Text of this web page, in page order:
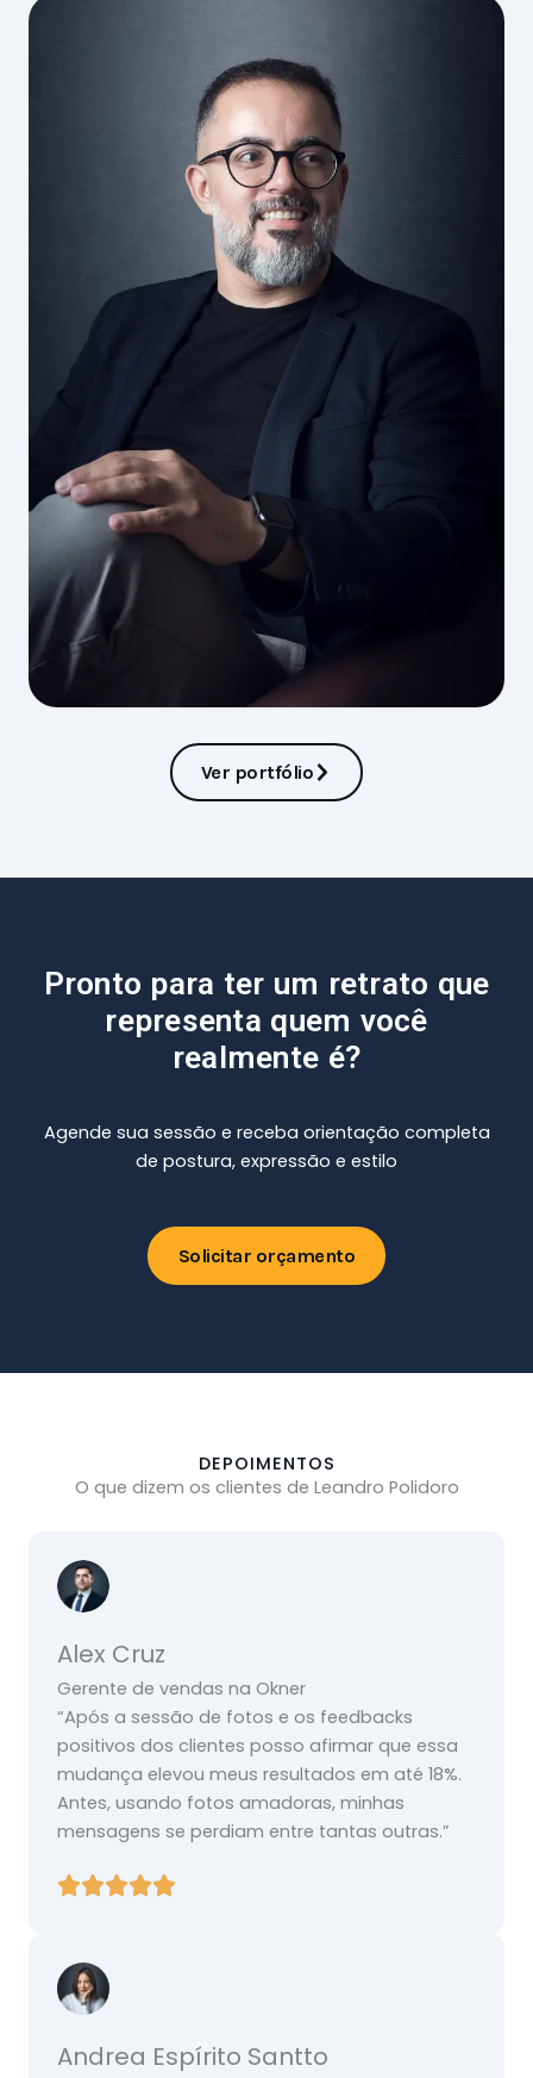
Ver portfólio
Pronto para ter um retrato que
representa quem você
realmente é?
Agende sua sessão e receba orientação completa
de postura, expressão e estilo
Solicitar orçamento
DEPOIMENTOS
O que dizem os clientes de Leandro Polidoro
Alex Cruz
Gerente de vendas na Okner
“Após a sessão de fotos e os feedbacks
positivos dos clientes posso afirmar que essa
mudança elevou meus resultados em até 18%.
Antes, usando fotos amadoras, minhas
mensagens se perdiam entre tantas outras.”
Andrea Espírito Santto